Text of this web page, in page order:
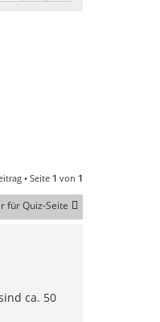
• Seite 1 von 1
für Quiz-Seite
ca. 50